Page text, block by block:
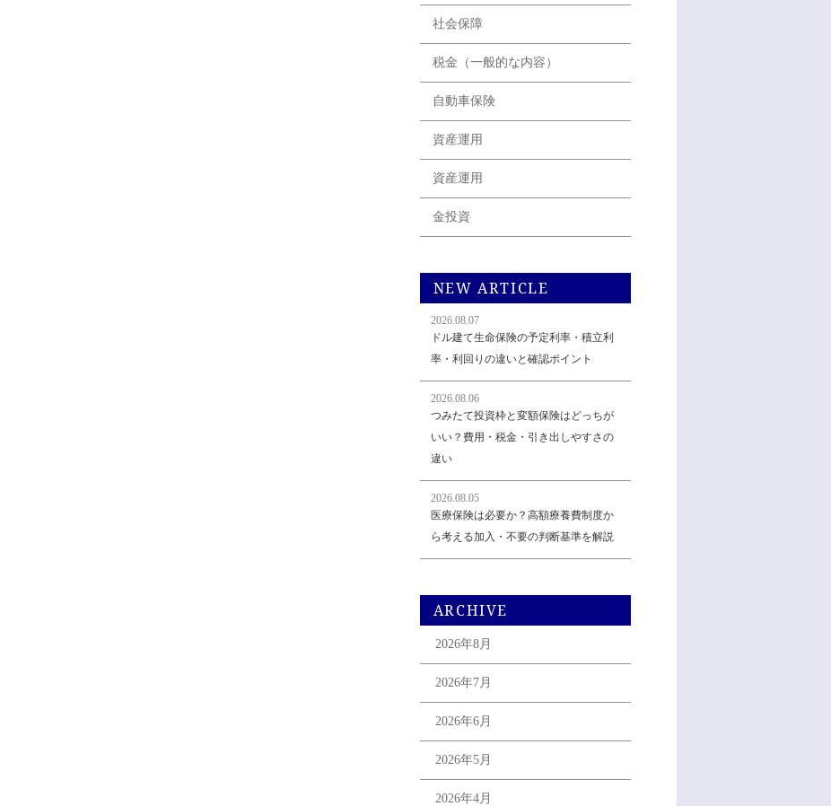
社会保障
税金（一般的な内容）
自動車保険
資産運用
資産運用
金投資
NEW ARTICLE
2026.08.07
ドル建て生命保険の予定利率・積立利
率・利回りの違いと確認ポイント
2026.08.06
つみたて投資枠と変額保険はどっちが
いい？費用・税金・引き出しやすさの
違い
2026.08.05
医療保険は必要か？高額療養費制度か
ら考える加入・不要の判断基準を解説
ARCHIVE
2026年8月
2026年7月
2026年6月
2026年5月
2026年4月